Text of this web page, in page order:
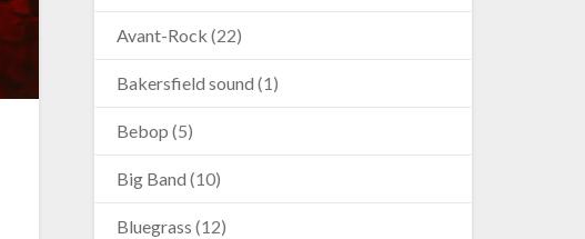
Avant-Rock (22)
Bakersfield sound (1)
Bebop (5)
Big Band (10)
Bluegrass (12)